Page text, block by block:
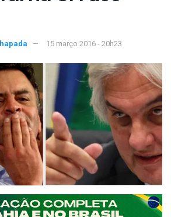
15 março 2016 - 20h23